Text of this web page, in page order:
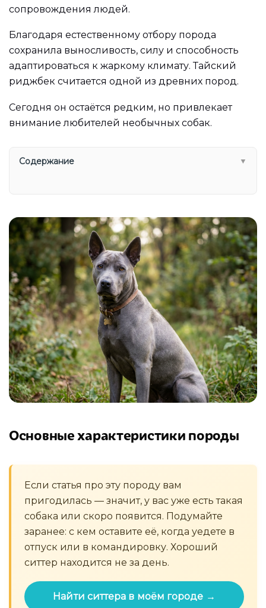
сопровождения людей.
Благодаря естественному отбору порода
сохранила выносливость, силу и способность
адаптироваться к жаркому климату. Тайский
риджбек считается одной из древних пород.
Сегодня он остаётся редким, но привлекает
внимание любителей необычных собак.
Содержание ▼
Основные характеристики породы
Если статья про эту породу вам
пригодилась — значит, у вас уже есть такая
собака или скоро появится. Подумайте
заранее: с кем оставите её, когда уедете в
отпуск или в командировку. Хороший
ситтер находится не за день.
Найти ситтера в моём городе →